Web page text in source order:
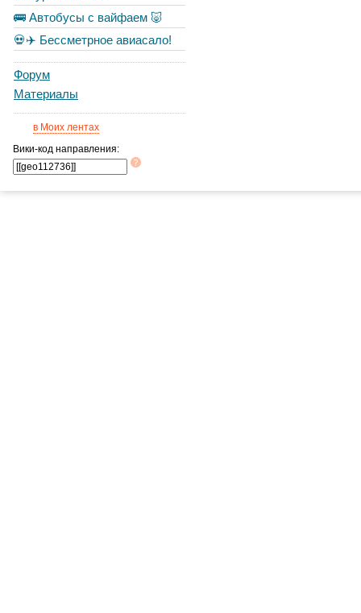
🚌 Автобусы с вайфаем 🐷
💀✈️ Бессметрное авиасало!
Форум
Материалы
в Моих лентах
Вики-код направления: